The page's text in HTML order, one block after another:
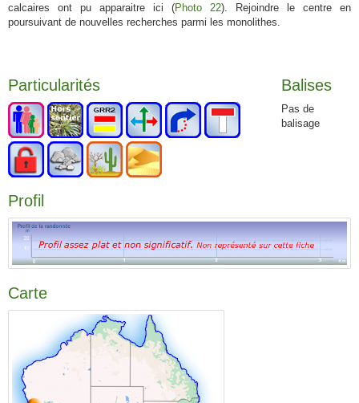
calcaires ont pu apparaitre ici (Photo 22). Rejoindre le centre en
poursuivant de nouvelles recherches parmi les monolithes.
Particularités Balises
Pas de
balisage
Profil
Carte